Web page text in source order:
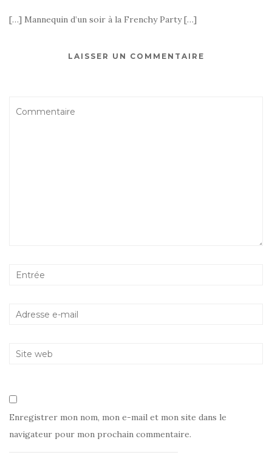
[…] Mannequin d’un soir à la Frenchy Party […]
LAISSER UN COMMENTAIRE
Enregistrer mon nom, mon e-mail et mon site dans le
navigateur pour mon prochain commentaire.